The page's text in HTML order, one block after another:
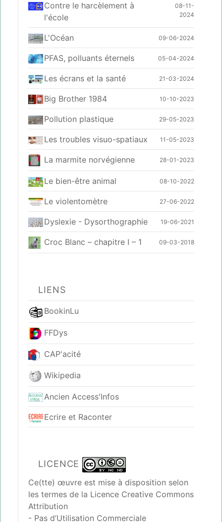
Contre le harcèlement à
l'école
08-11-
2024
L'Océan 09-06-2024
PFAS, polluants éternels 05-04-2024
Les écrans et la santé 21-03-2024
Big Brother 1984 10-10-2023
Pollution plastique 29-05-2023
Les troubles visuo-spatiaux 11-05-2023
La marmite norvégienne 28-01-2023
Le bien-être animal 08-10-2022
Le violentomètre 27-06-2022
Dyslexie - Dysorthographie 19-06-2021
Croc Blanc – chapitre I – 1 09-03-2018
LIENS
BookinLu
FFDys
CAP'acité
Wikipedia
Ancien Access'Infos
Ecrire et Raconter
LICENCE
Ce(tte) œuvre est mise à disposition selon
les termes de la Licence Creative Commons
Attribution
- Pas d’Utilisation Commerciale